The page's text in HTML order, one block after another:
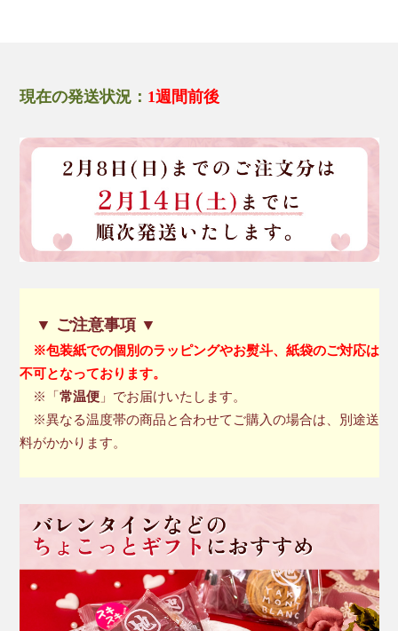
現在の発送状況： 1週間前後
▼ ご注意事項 ▼
※包装紙での個別のラッピングやお熨斗、紙袋のご対応は
不可となっております。
※「 常温便」でお届けいたします。
※異なる温度帯の商品と合わせてご購入の場合は、別途送
料がかかります。